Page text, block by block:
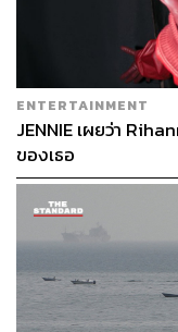
ENTERTAINMENT
JENNIE เผยว่า
ของเธอ